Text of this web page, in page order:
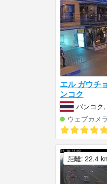
エル ガウチ
ンコク
バンコク,
ウェブカメ
距離: 22.4